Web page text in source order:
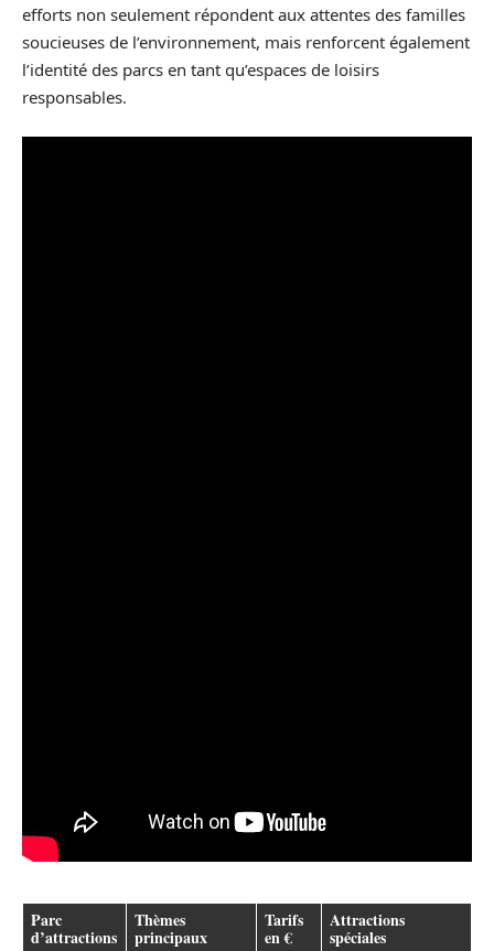
efforts non seulement répondent aux attentes des familles
soucieuses de l’environnement, mais renforcent également
l’identité des parcs en tant qu’espaces de loisirs
responsables.
Parc
d’attractions
Thèmes
principaux
Tarifs
en €
Attractions
spéciales